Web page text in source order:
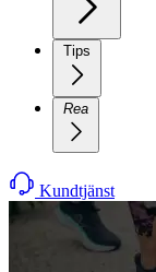
Tips
Rea
Kundtjänst